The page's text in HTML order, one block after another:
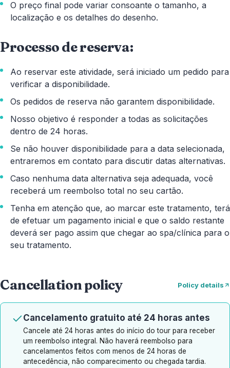
O preço final pode variar consoante o tamanho, a
localização e os detalhes do desenho.
Processo de reserva:
Ao reservar este atividade, será iniciado um pedido para
verificar a disponibilidade.
Os pedidos de reserva não garantem disponibilidade.
Nosso objetivo é responder a todas as solicitações
dentro de 24 horas.
Se não houver disponibilidade para a data selecionada,
entraremos em contato para discutir datas alternativas.
Caso nenhuma data alternativa seja adequada, você
receberá um reembolso total no seu cartão.
Tenha em atenção que, ao marcar este tratamento, terá
de efetuar um pagamento inicial e que o saldo restante
deverá ser pago assim que chegar ao spa/clínica para o
seu tratamento.
Cancellation policy Policy details
Cancelamento gratuito até 24 horas antes
Cancele até 24 horas antes do início do tour para receber
um reembolso integral. Não haverá reembolso para
cancelamentos feitos com menos de 24 horas de
antecedência, não comparecimento ou chegada tardia.